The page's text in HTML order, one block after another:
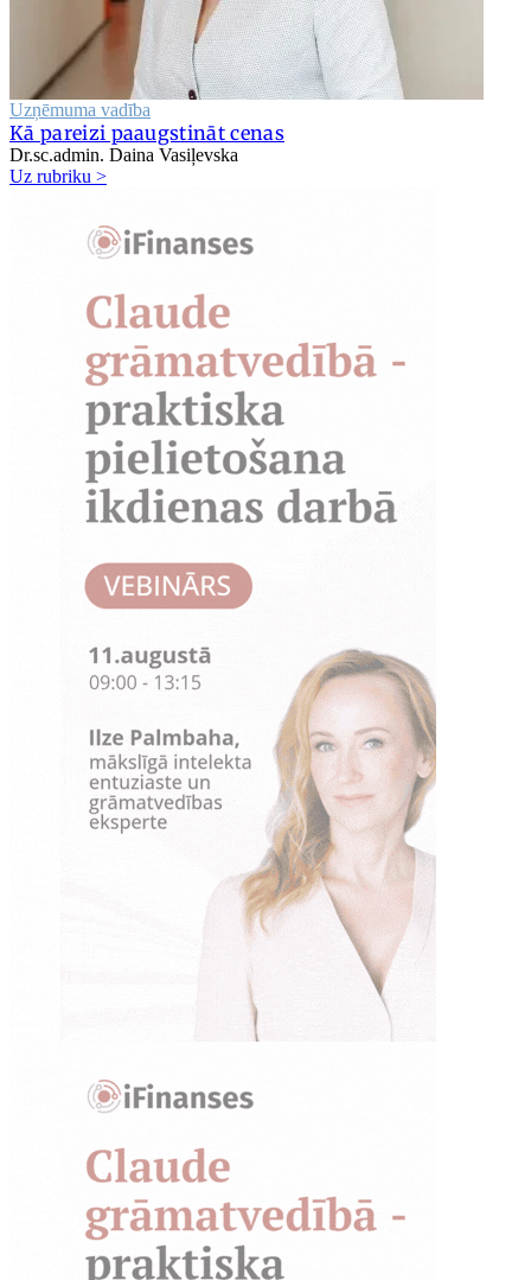
Uzņēmuma vadība
Kā pareizi paaugstināt cenas
Dr.sc.admin. Daina Vasiļevska
Uz rubriku >